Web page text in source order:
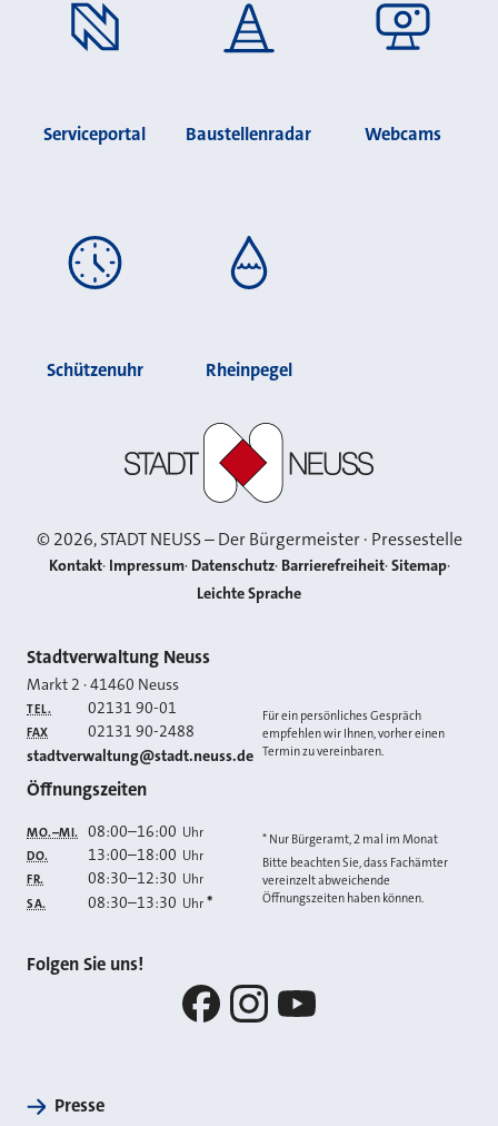
Serviceportal Baustellenradar Webcams
Schützenuhr Rheinpegel
©2026, STADT NEUSS – Der Bürgermeister · Pressestelle
Kontakt Impressum Datenschutz Barrierefreiheit Sitemap
Leichte Sprache
Kontakt
Stadtverwaltung Neuss
Markt 2 ·41460 Neuss
TEL. 02131 90-01
FAX 02131 90-2488
E-MAIL
stadtverwaltung@stadt.neuss.de
Für ein persönliches Gespräch
empfehlen wir Ihnen, vorher einen
Termin zu vereinbaren.
Öffnungszeiten
MO.–MI. 08:00–16:00 Uhr
DO. 13:00–18:00 Uhr
FR. 08:30–12:30 Uhr
SA. 08:30–13:30 Uhr *
* Nur Bürgeramt, 2 mal im Monat
Bitte beachten Sie, dass Fachämter
vereinzelt abweichende
Öffnungszeiten haben können.
Folgen Sie uns!
Presse